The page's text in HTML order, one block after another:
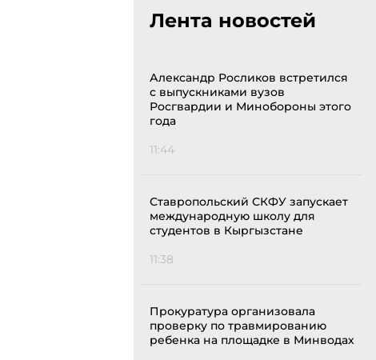
Лента новостей
Александр Росликов встретился
с выпускниками вузов
Росгвардии и Минобороны этого
года
11:44
Ставропольский СКФУ запускает
международную школу для
студентов в Кыргызстане
11:38
Прокуратура организовала
проверку по травмированию
ребенка на площадке в Минводах